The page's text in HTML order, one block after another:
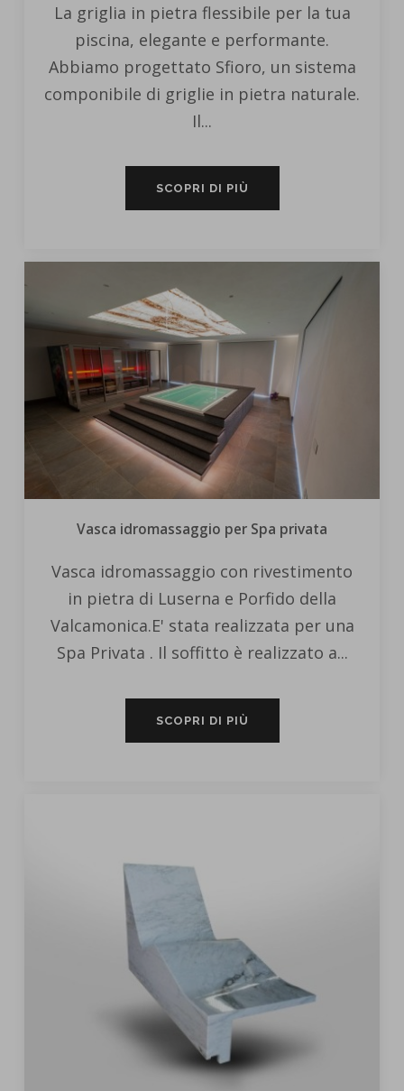
La griglia in pietra flessibile per la tua
piscina, elegante e performante.
Abbiamo progettato Sfioro, un sistema
componibile di griglie in pietra naturale.
Il...
SCOPRI DI PIÙ
Vasca idromassaggio per Spa privata
Vasca idromassaggio con rivestimento
in pietra di Luserna e Porfido della
Valcamonica.E' stata realizzata per una
Spa Privata . Il soffitto è realizzato a...
SCOPRI DI PIÙ